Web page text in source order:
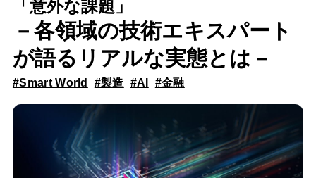
「意外な課題」
－各領域の技術エキスパート
が語るリアルな実態とは－
#Smart World #製造 #AI #金融